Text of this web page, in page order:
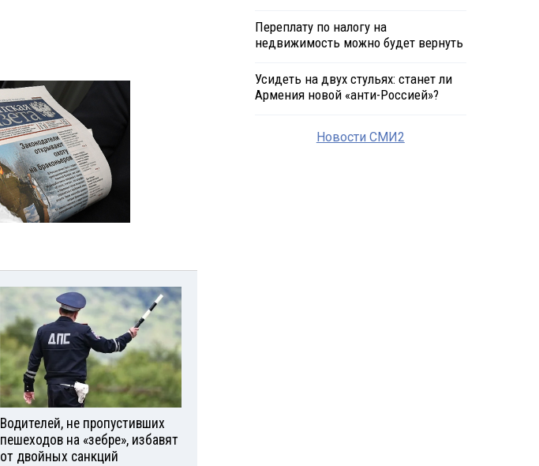
Водителей, не пропустивших
пешеходов на «зебре», избавят
от двойных санкций
Переплату по налогу на
недвижимость можно будет вернуть
Усидеть на двух стульях: станет ли
Армения новой «анти-Россией»?
Новости СМИ2